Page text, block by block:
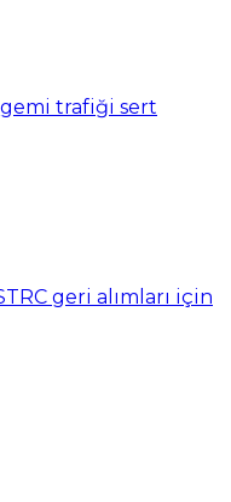
trafiği sert
geri alımları için